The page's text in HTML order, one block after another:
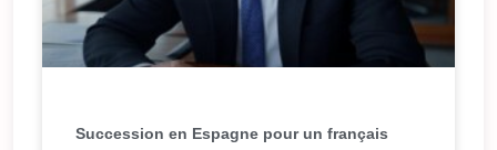
Succession en Espagne pour un français